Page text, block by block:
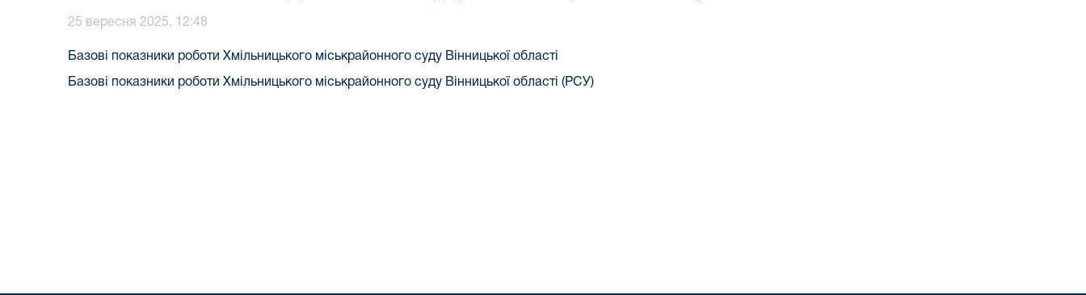
25 вересня 2025, 12:48
Базові показники роботи Хмільницького міськрайонного суду Вінницької області
Базові показники роботи Хмільницького міськрайонного суду Вінницької області (РСУ)